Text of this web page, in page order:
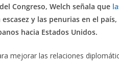
ti
r
Congreso, Welch señala que
y las penurias en el
hacia Estados Unidos.
mejorar las relaciones